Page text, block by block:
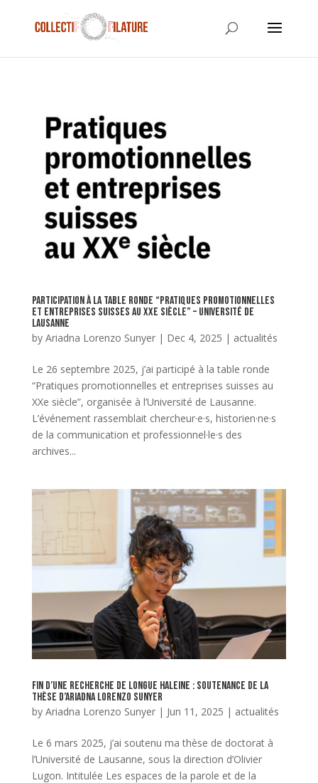
Participation à la table ronde “Pratiques promotionnelles
et entreprises suisses au XXe siècle” – Université de
Lausanne
by Ariadna Lorenzo Sunyer| Dec 4, 2025 | actualités
Le 26 septembre 2025, j’ai participé à la table ronde
“Pratiques promotionnelles et entreprises suisses au
XXe siècle”, organisée à l’Université de Lausanne.
L’événement rassemblait chercheur·e·s, historien·ne·s
de la communication et professionnel·le·s des
archives...
Fin d’une recherche de longue haleine : soutenance de la
thèse d’Ariadna Lorenzo Sunyer
by Ariadna Lorenzo Sunyer| Jun 11, 2025 | actualités
Le 6 mars 2025, j’ai soutenu ma thèse de doctorat à
l’Université de Lausanne, sous la direction d’Olivier
Lugon. Intitulée Les espaces de la parole et de la